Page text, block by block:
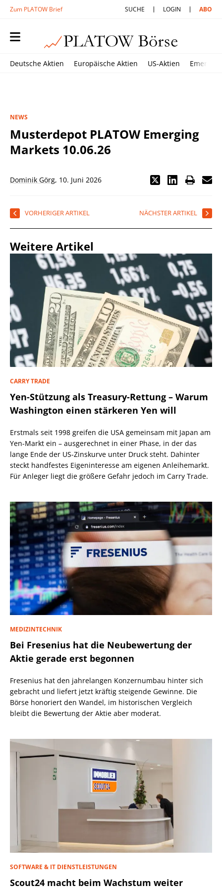
Zum PLATOW Brief SUCHE LOGIN ABO
Deutsche Aktien Europäische Aktien US-Aktien
NEWS
Musterdepot PLATOW Emerging
Markets 10.06.26
Dominik Görg, 10. Juni 2026
VORHERIGER ARTIKEL NÄCHSTER ARTIKEL
Weitere Artikel
CARRY TRADE
Yen-Stützung als Treasury-Rettung – Warum
Washington einen stärkeren Yen will
Erstmals seit 1998 greifen die USA gemeinsam mit Japan am
Yen-Markt ein – ausgerechnet in einer Phase, in der das
lange Ende der US-Zinskurve unter Druck steht. Dahinter
steckt handfestes Eigeninteresse am eigenen Anleihemarkt.
Für Anleger liegt die größere Gefahr jedoch im Carry Trade.
MEDIZINTECHNIK
Bei Fresenius hat die Neubewertung der
Aktie gerade erst begonnen
Fresenius hat den jahrelangen Konzernumbau hinter sich
gebracht und liefert jetzt kräftig steigende Gewinne. Die
Börse honoriert den Wandel, im historischen Vergleich
bleibt die Bewertung der Aktie aber moderat.
SOFTWARE & IT DIENSTLEISTUNGEN
Scout24 macht beim Wachstum weiter